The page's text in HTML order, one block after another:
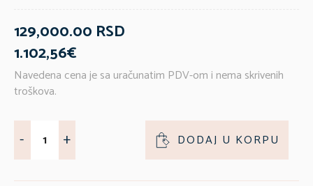
129,000.00 RSD
1.102,56€
Navedena cena je sa uračunatim PDV-om i nema skrivenih
troškova.
- + DODAJ U KORPU